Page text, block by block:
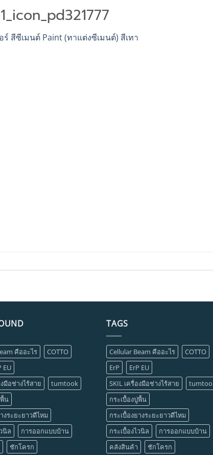
ร์ สีซีเมนต์ Paint (ทาแต่งซีเมนต์) สีเทา
คืออะไร
COTTO
EU
มือช่างไร้สาย
tumtook
น
งระยะยาวดีไหม
นิล
การออกแบบบ้าน
ชักโครก
TAGS
Cellular Beam คืออะไร
COTTO
ErP
ErP EU
SKIL เครื่องมือช่างไร้สาย
กระเบื้องปูพื้น
กระเบื้องยางระยะยาวดีไหม
กระเบื้องไวนิล
การออกแบบบ้าน
คลังสินค้า
ชักโครก